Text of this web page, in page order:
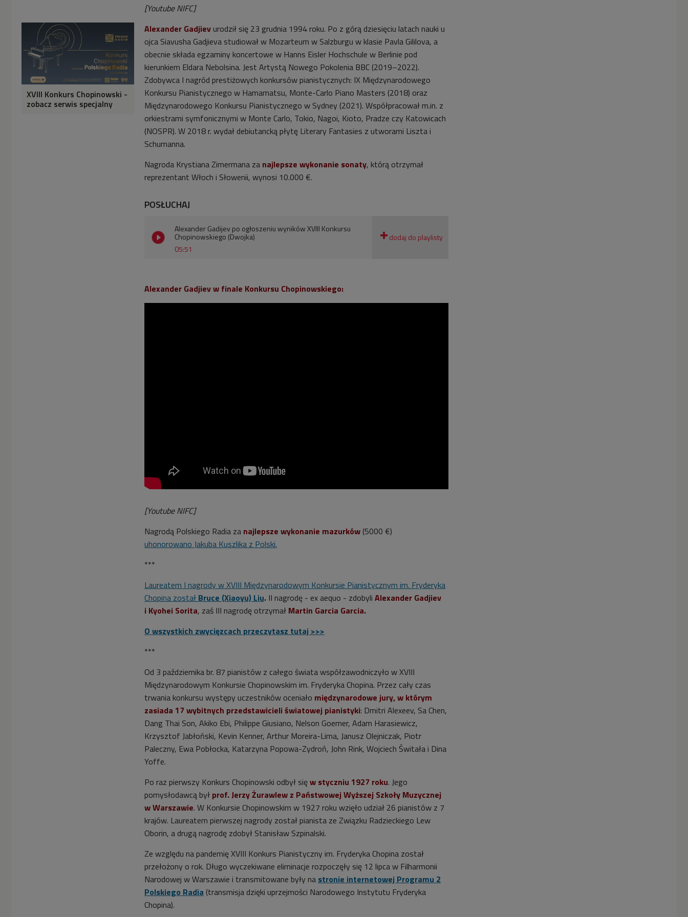
[Youtube NIFC]
XVIII Konkurs Chopinowski -
zobacz serwis specjalny
Alexander Gadjiev urodził się 23 grudnia 1994 roku. Po z górą dziesięciu latach nauki u
ojca Siavusha Gadjieva studiował w Mozarteum w Salzburgu w klasie Pavla Gililova, a
obecnie składa egzaminy koncertowe w Hanns Eisler Hochschule w Berlinie pod
kierunkiem Eldara Nebolsina. Jest Artystą Nowego Pokolenia BBC (2019–2022).
Zdobywca I nagród prestiżowych konkursów pianistycznych: IX Międzynarodowego
Konkursu Pianistycznego w Hamamatsu, Monte-Carlo Piano Masters (2018) oraz
Międzynarodowego Konkursu Pianistycznego w Sydney (2021). Współpracował m.in. z
orkiestrami symfonicznymi w Monte Carlo, Tokio, Nagoi, Kioto, Pradze czy Katowicach
(NOSPR). W 2018 r. wydał debiutancką płytę Literary Fantasies z utworami Liszta i
Schumanna.
Nagroda Krystiana Zimermana za najlepsze wykonanie sonaty, którą otrzymał
reprezentant Włoch i Słowenii, wynosi 10.000 €.
POSŁUCHAJ
05:51
Alexander Gadijev po ogłoszeniu wyników XVIII Konkursu
Chopinowskiego (Dwojka)
Alexander Gadjiev w finale Konkursu Chopinowskiego:
[Youtube NIFC]
Nagrodą Polskiego Radia za najlepsze wykonanie mazurków (5000 €)
uhonorowano Jakuba Kuszlika z Polski.
***
Laureatem I nagrody w XVIII Międzynarodowym Konkursie Pianistycznym im. Fryderyka
Chopina został Bruce (Xiaoyu) Liu. II nagrodę - ex aequo - zdobyli Alexander Gadjiev
i Kyohei Sorita, zaś III nagrodę otrzymał Martin Garcia Garcia.
O wszystkich zwycięzcach przeczytasz tutaj >>>
***
Od 3 października br. 87 pianistów z całego świata współzawodniczyło w XVIII
Międzynarodowym Konkursie Chopinowskim im. Fryderyka Chopina. Przez cały czas
trwania konkursu występy uczestników oceniało międzynarodowe jury, w którym
zasiada 17 wybitnych przedstawicieli światowej pianistyki: Dmitri Alexeev, Sa Chen,
Dang Thai Son, Akiko Ebi, Philippe Giusiano, Nelson Goerner, Adam Harasiewicz,
Krzysztof Jabłoński, Kevin Kenner, Arthur Moreira-Lima, Janusz Olejniczak, Piotr
Paleczny, Ewa Pobłocka, Katarzyna Popowa-Zydroń, John Rink, Wojciech Świtała i Dina
Yoffe.
Po raz pierwszy Konkurs Chopinowski odbył sięw styczniu 1927 roku. Jego
pomysłodawcą był prof. Jerzy Żurawlew z Państwowej Wyższej Szkoły Muzycznej
w Warszawie. W Konkursie Chopinowskim w 1927 roku wzięło udział 26 pianistów z 7
krajów. Laureatem pierwszej nagrody został pianista ze Związku Radzieckiego Lew
Oborin, a drugą nagrodę zdobył Stanisław Szpinalski.
Ze względu na pandemięXVIII Konkurs Pianistyczny im. Fryderyka Chopina został
przełożony o rok. Długo wyczekiwane eliminacje rozpoczęły się 12 lipca w Filharmonii
Narodowej w Warszawie i transmitowane były na stronie internetowej Programu 2
Polskiego Radia (transmisja dzięki uprzejmości Narodowego Instytutu Fryderyka
Chopina).